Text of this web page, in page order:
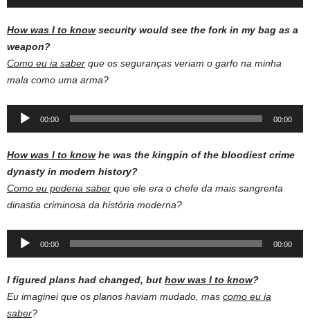
How was I to knowsecurity would see the fork in my bag as a
weapon?
Como eu ia saber que os seguranças veriam o garfo na minha
mala como uma arma?
Audio
00:00 00:00
How was I to knowhe was the kingpin of the bloodiest crime
dynasty in modern history?
Como eu poderia saber que ele era o chefe da mais sangrenta
dinastia criminosa da história moderna?
Audio
00:00 00:00
I figured plans had changed, but how was I to know?
Eu imaginei que os planos haviam mudado, mas como eu ia
saber?